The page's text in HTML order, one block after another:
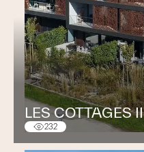
LES COTTAGES II
232